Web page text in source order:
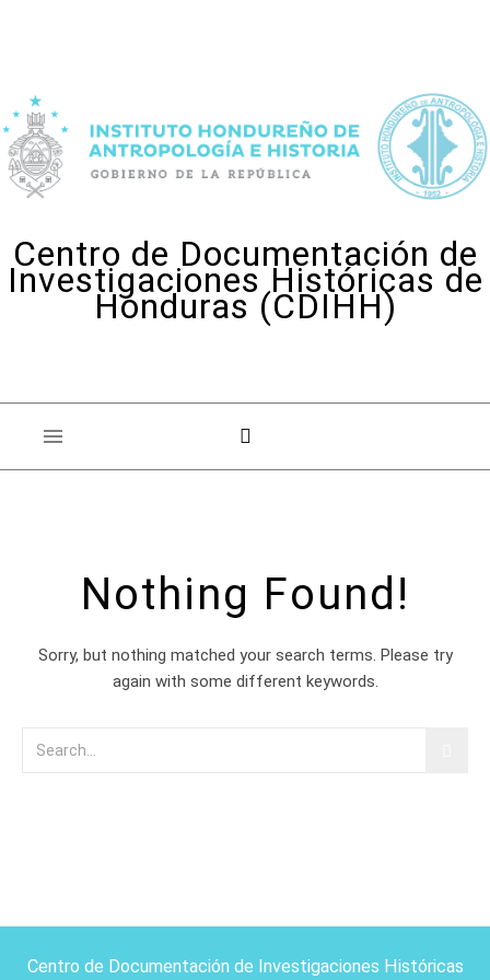
Centro de Documentación de
Investigaciones Históricas de
Honduras (CDIHH)
Nothing Found!
Sorry, but nothing matched your search terms. Please try
again with some different keywords.
Centro de Documentación de Investigaciones Históricas